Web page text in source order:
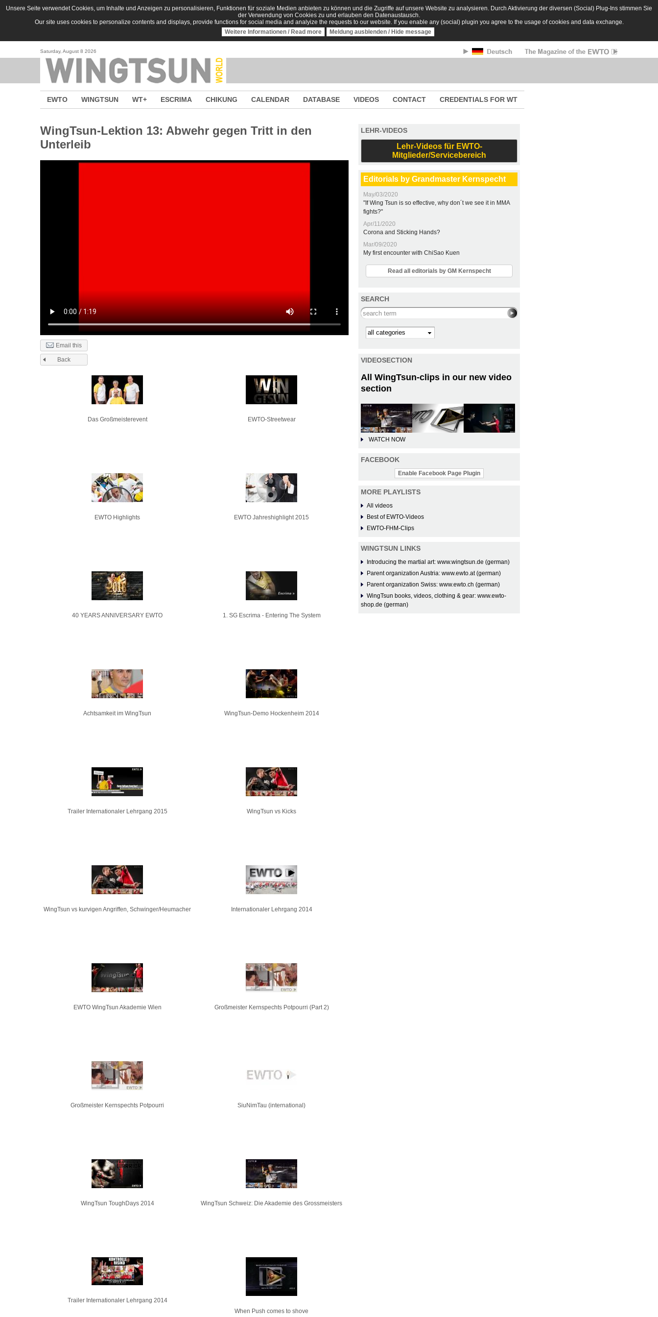
Skip to main content
Unsere Seite verwendet Cookies, um Inhalte und Anzeigen zu personalisieren, Funktionen für soziale Medien anbieten zu können und die Zugriffe auf unsere Website zu analysieren. Durch Aktivierung der diversen (Social) Plug-Ins stimmen Sie
der Verwendung von Cookies zu und erlauben den Datenaustausch.
Our site uses cookies to personalize contents and displays, provide functions for social media and analyize the requests to our website. If you enable any (social) plugin you agree to the usage of cookies and data exchange.
Weitere Informationen / Read more
Meldung ausblenden / Hide message
Saturday, August 8 2026
EWTO WINGTSUN WT+ ESCRIMA CHIKUNG CALENDAR DATABASE VIDEOS CONTACT CREDENTIALS FOR WT
WingTsun-Lektion 13: Abwehr gegen Tritt in den
Unterleib
Email this
Back
Das Großmeisterevent EWTO-Streetwear
EWTO Highlights EWTO Jahreshighlight 2015
40 YEARS ANNIVERSARY EWTO 1. SG Escrima - Entering The System
Achtsamkeit im WingTsun WingTsun-Demo Hockenheim 2014
Trailer Internationaler Lehrgang 2015 WingTsun vs Kicks
WingTsun vs kurvigen Angriffen, Schwinger/Heumacher Internationaler Lehrgang 2014
EWTO WingTsun Akademie Wien Großmeister Kernspechts Potpourri (Part 2)
Großmeister Kernspechts Potpourri SiuNimTau (international)
WingTsun ToughDays 2014 WingTsun Schweiz: Die Akademie des Grossmeisters
Trailer Internationaler Lehrgang 2014
When Push comes to shove
LEHR-VIDEOS
Lehr-Videos für EWTO-
Mitglieder/Servicebereich
Editorials by Grandmaster Kernspecht
May/03/2020
"If Wing Tsun is so effective, why don´t we see it in MMA
fights?"
Apr/11/2020
Corona and Sticking Hands?
Mar/09/2020
My first encounter with ChiSao Kuen
Read all editorials by GM Kernspecht
SEARCH
Search this site
Kategorie
VIDEOSECTION
All WingTsun-clips in our new video
section
WATCH NOW
FACEBOOK
Enable Facebook Page Plugin
MORE PLAYLISTS
All videos
Best of EWTO-Videos
EWTO-FHM-Clips
WINGTSUN LINKS
Introducing the martial art: www.wingtsun.de (german)
Parent organization Austria: www.ewto.at (german)
Parent organization Swiss: www.ewto.ch (german)
WingTsun books, videos, clothing & gear: www.ewto-
shop.de (german)